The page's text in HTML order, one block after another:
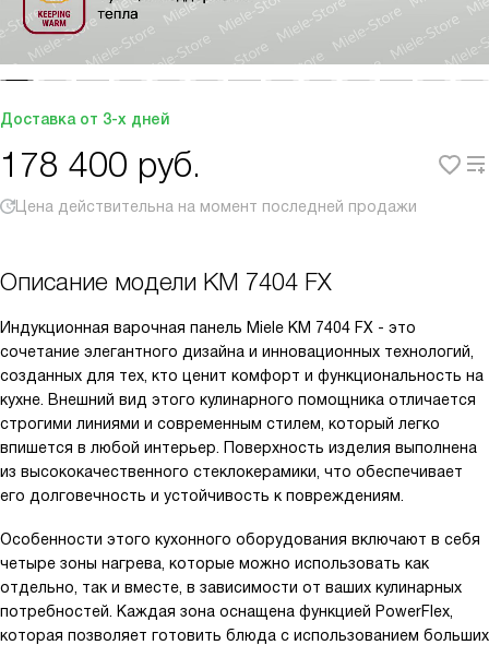
Доставка от 3-х дней
178 400 руб.
Цена действительна на момент последней продажи
Описание модели KM 7404 FX
Индукционная варочная панель Miele KM 7404 FX - это
сочетание элегантного дизайна и инновационных технологий,
созданных для тех, кто ценит комфорт и функциональность на
кухне. Внешний вид этого кулинарного помощника отличается
строгими линиями и современным стилем, который легко
впишется в любой интерьер. Поверхность изделия выполнена
из высококачественного стеклокерамики, что обеспечивает
его долговечность и устойчивость к повреждениям.
Особенности этого кухонного оборудования включают в себя
четыре зоны нагрева, которые можно использовать как
отдельно, так и вместе, в зависимости от ваших кулинарных
потребностей. Каждая зона оснащена функцией PowerFlex,
которая позволяет готовить блюда с использованием больших